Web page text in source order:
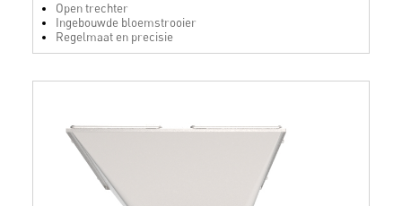
Open trechter
Ingebouwde bloemstrooier
Regelmaat en precisie